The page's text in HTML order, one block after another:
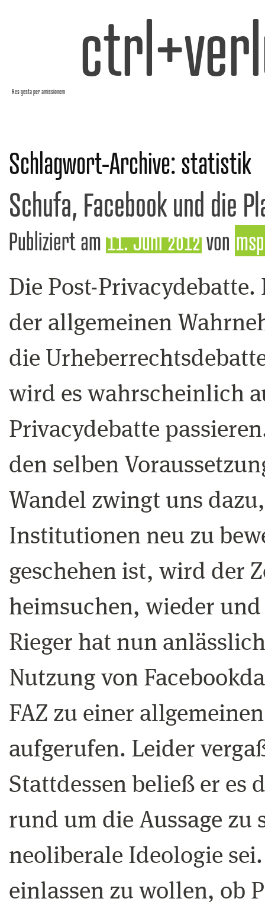
Res gesta per amissionem
Schlagwort-Archive:statistik
Schufa, Facebook und die
Publiziert am 11. Juni 2012von
Die Post-
der allgemeinen
die
wird es wahrscheinlich
Privacydebatte
den selben
Wandel zwingt uns
Institutionen neu zu
geschehen ist, wird der
heimsuchen, wieder
Rieger hat nun
Nutzung von
FAZ zu einer
aufgerufen. Leider
Stattdessen beließ er es
rund um die Aussage zu
neoliberale Ideologie
einlassen zu wollen, ob